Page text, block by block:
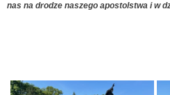
nas na drodze naszego apostolstwa i w